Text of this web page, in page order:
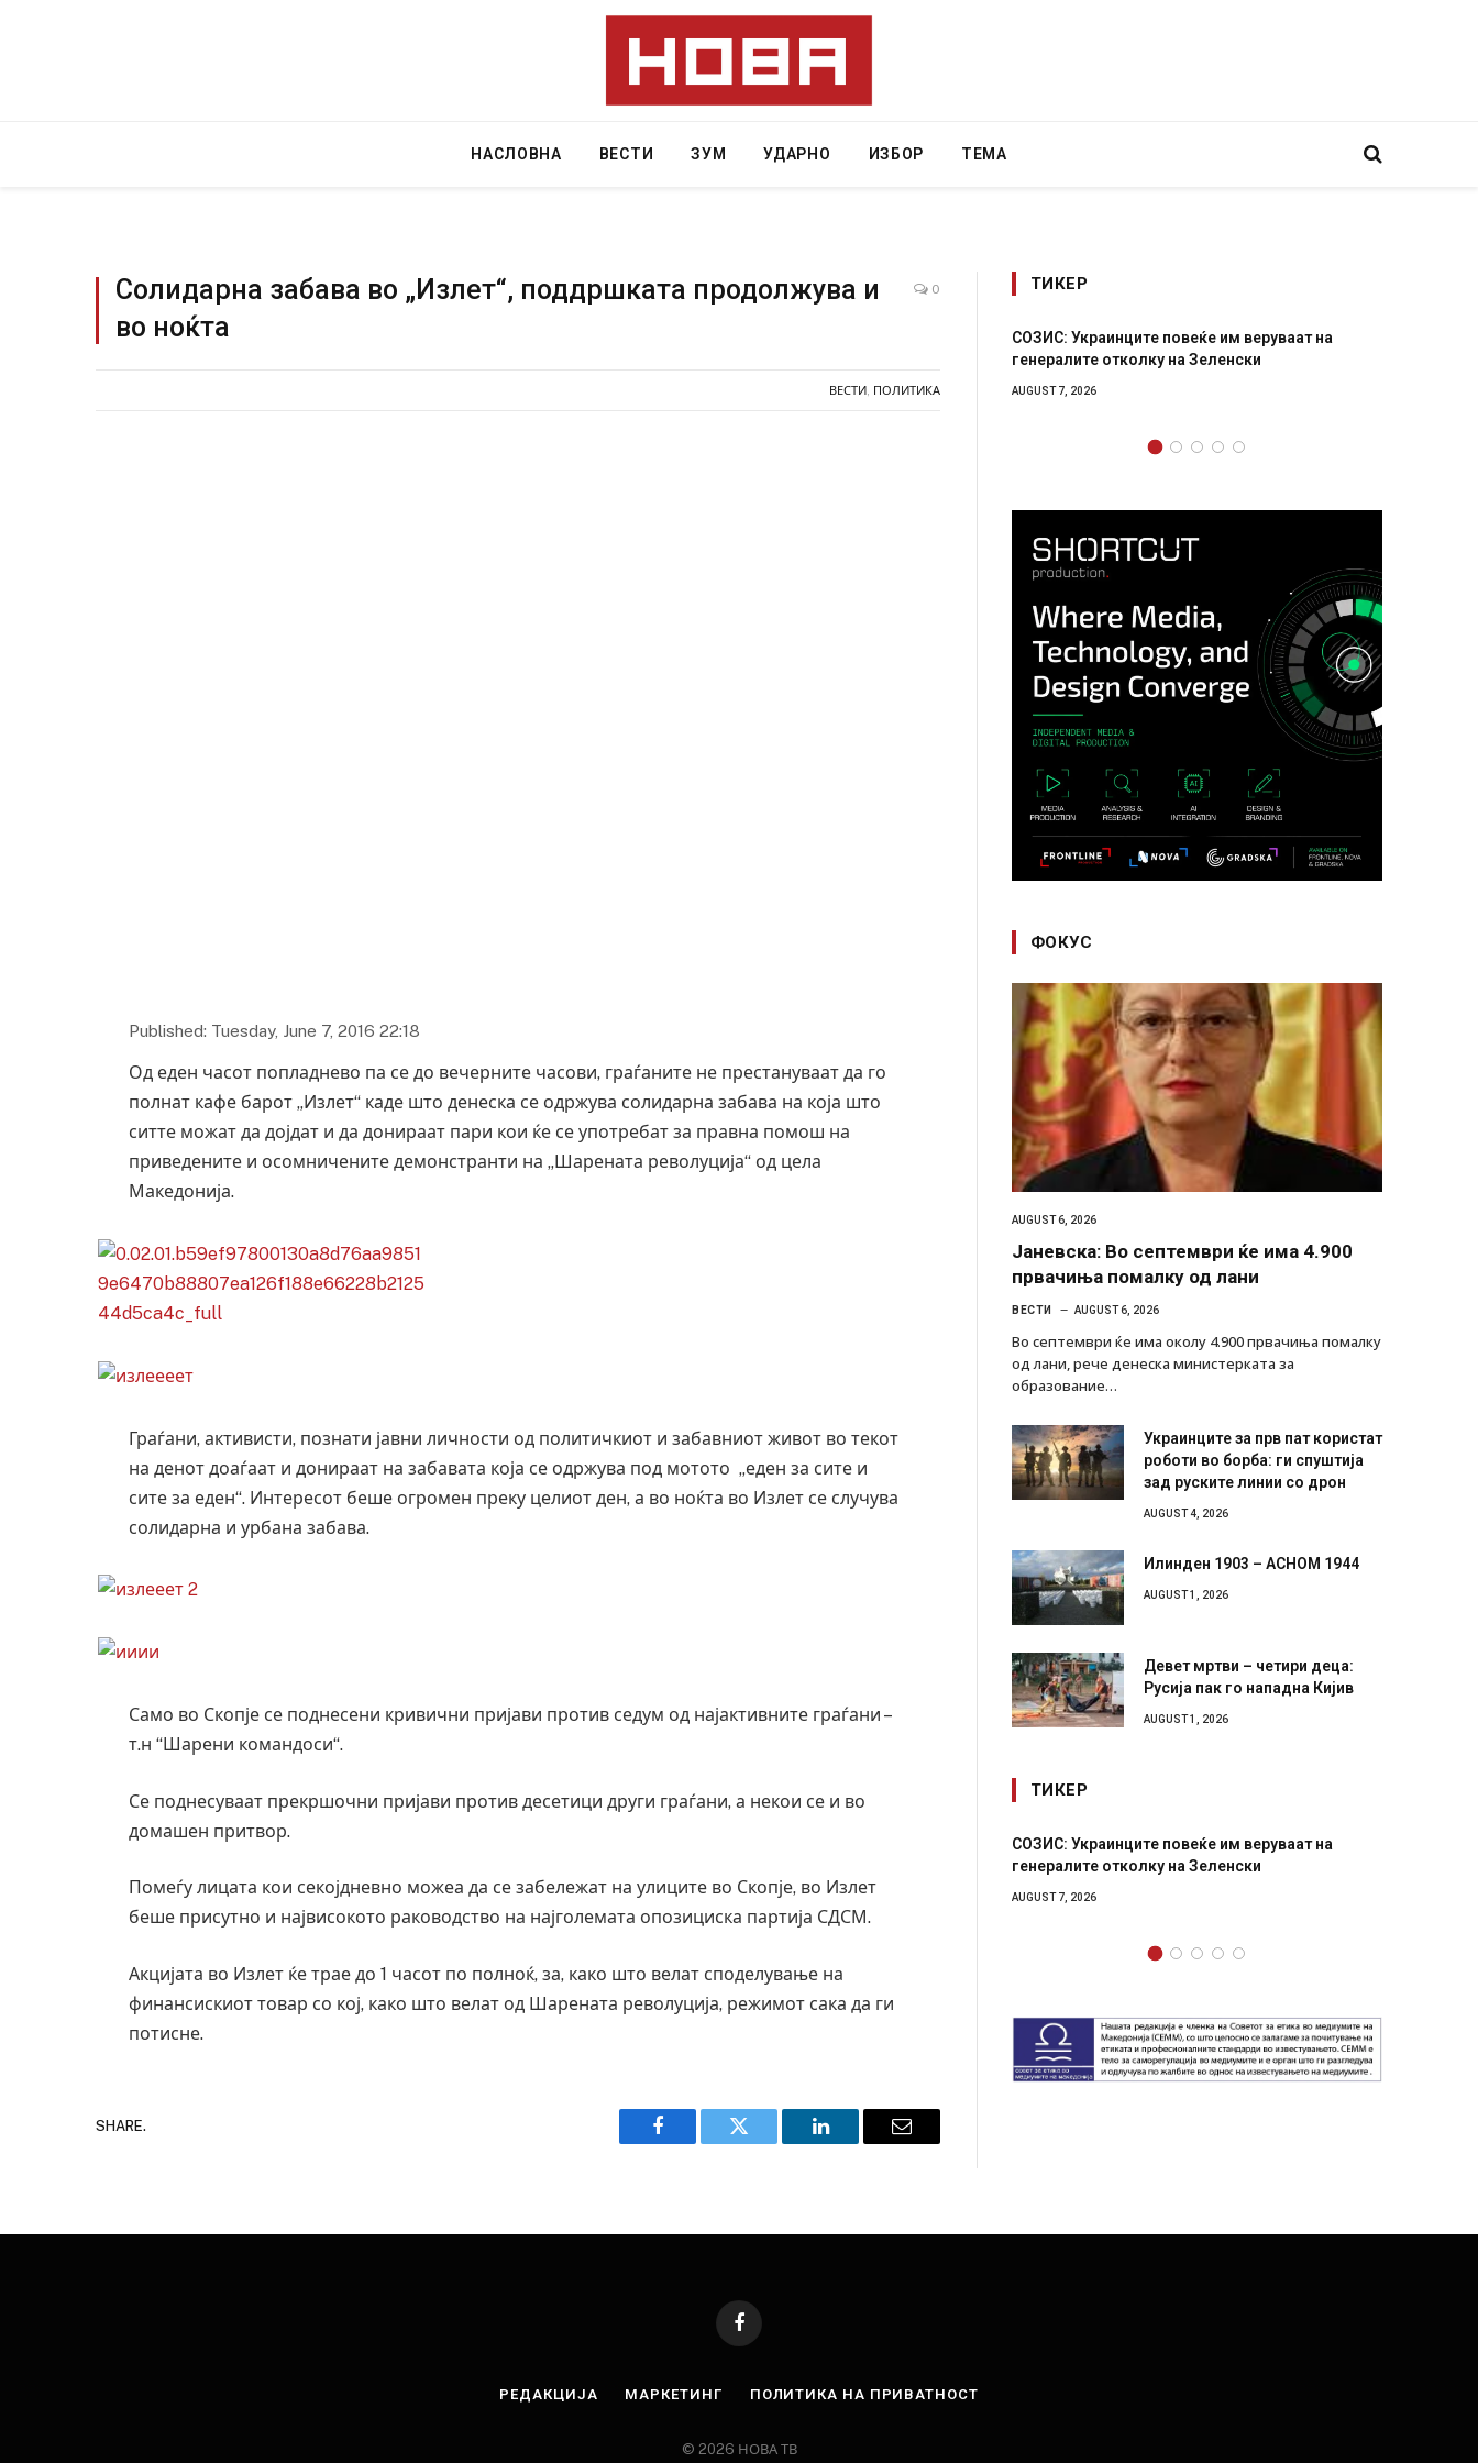
НАСЛОВНА ВЕСТИ ЗУМ УДАРНО ИЗБОР ТЕМА
Солидарна забава во „Излет“, поддршката продолжува и
во ноќта
0
ВЕСТИ ПОЛИТИКА
Published: Tuesday, June 7, 2016 22:18
Од еден часот попладнево па се до вечерните часови, граѓаните не престануваат да го
полнат кафе барот „Излет“ каде што денеска се одржува солидарна забава на која што
ситте можат да дојдат и да донираат пари кои ќе се употребат за правна помош на
приведените и осомничените демонстранти на „Шарената револуција“ од цела
Македонија.
Граѓани, активисти, познати јавни личности од политичкиот и забавниот живот во текот
на денот доаѓаат и донираат на забавата која се одржува под мотото „еден за сите и
сите за еден“. Интересот беше огромен преку целиот ден, а во ноќта во Излет се случува
солидарна и урбана забава.
Само во Скопје се поднесени кривични пријави против седум од најактивните граѓани –
т.н “Шарени командоси“.
Се поднесуваат прекршочни пријави против десетици други граѓани, а некои се и во
домашен притвор.
Помеѓу лицата кои секојдневно можеа да се забележат на улиците во Скопје, во Излет
беше присутно и највисокото раководство на најголемата опозициска партија СДСМ.
Акцијата во Излет ќе трае до 1 часот по полноќ, за, како што велат споделување на
финансискиот товар со кој, како што велат од Шарената револуција, режимот сака да ги
потисне.
SHARE.
Facebook Twitter LinkedIn Email
ТИКЕР
СОЗИС: Украинците повеќе им веруваат на
генералите отколку на Зеленски
AUGUST 7, 2026
Рачна бомба
ФОКУС
AUGUST 6, 2026
Јаневска: Во септември ќе има 4.900
првачиња помалку од лани
ВЕСТИ AUGUST 6, 2026
Во септември ќе има околу 4.900 првачиња помалку
од лани, рече денеска министерката за
образование…
Украинците за прв пат користат
роботи во борба: ги спуштија
зад руските линии со дрон
AUGUST 4, 2026
Илинден 1903 – АСНОМ 1944
AUGUST 1, 2026
Девет мртви – четири деца:
Русија пак го нападна Кијив
AUGUST 1, 2026
ТИКЕР
биде убиен?
AUGUST 2, 2026
СОЗИС: Украинците повеќе им веруваат на
генералите отколку на Зеленски
AUGUST 7, 2026
Facebook
РЕДАКЦИЈА МАРКЕТИНГ ПОЛИТИКА НА ПРИВАТНОСТ
© 2026 НОВА ТВ